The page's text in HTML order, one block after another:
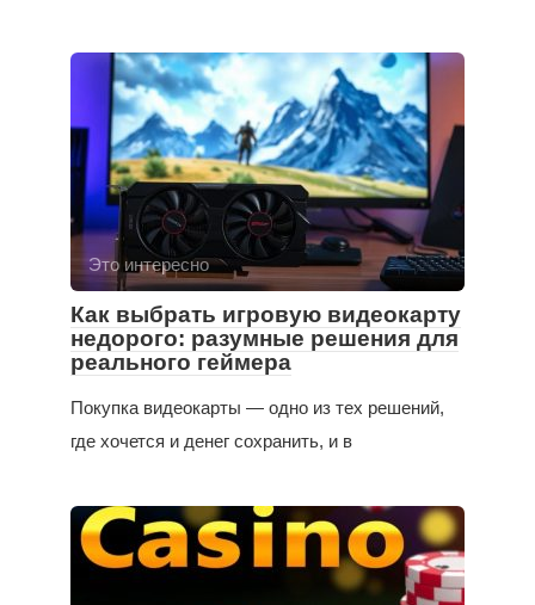
Это интересно
Как выбрать игровую видеокарту
недорого: разумные решения для
реального геймера
Покупка видеокарты — одно из тех решений,
где хочется и денег сохранить, и в